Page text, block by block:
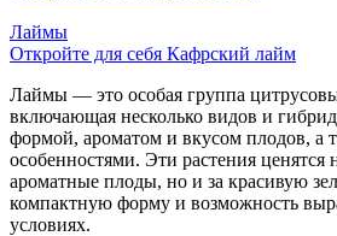
Лаймы
Откройте для себя Кафрский лайм
Лаймы — это особая группа
включающая несколько видов и
формой, ароматом и вкусом плодов, а
особенностями. Эти растения ценятся
ароматные плоды, но и за красивую
компактную форму и возможность
условиях.